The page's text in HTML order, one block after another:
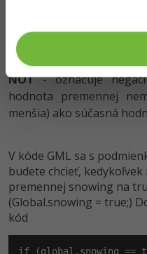
hodnota, ktorá
ekvivalentná so
operation:
ak budete
zvoliť či má byť číslo,
NOT- označuje
hodnota premennej
menšia) ako súčasná
V kóde GML sa s
budete chcieť,
premennej snowing na
(Global.snowing = true;)
kód
if (global.snowing ==